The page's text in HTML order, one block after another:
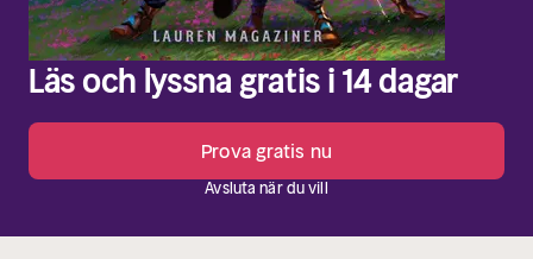
Läs och lyssna gratis i 14 dagar
Prova gratis nu
Avsluta när du vill